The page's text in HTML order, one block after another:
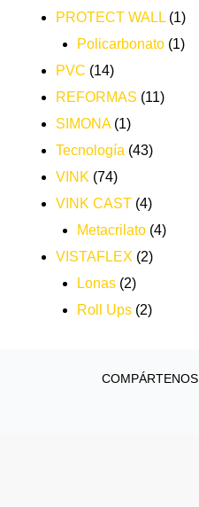
PROTECT WALL (1)
Policarbonato (1)
PVC (14)
REFORMAS (11)
SIMONA(1)
Tecnología (43)
VINK (74)
VINK CAST (4)
Metacrilato (4)
VISTAFLEX (2)
Lonas (2)
Roll Ups (2)
COMPÁRTENOS